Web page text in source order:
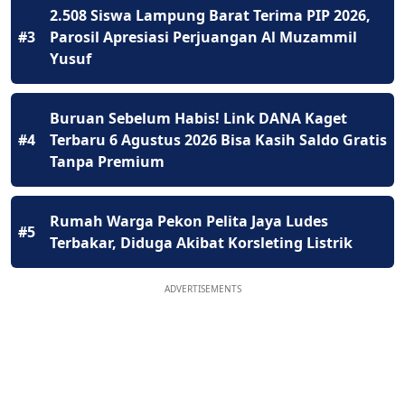
#3
2.508 Siswa Lampung Barat Terima PIP 2026,
Parosil Apresiasi Perjuangan Al Muzammil
Yusuf
#4
Buruan Sebelum Habis! Link DANA Kaget
Terbaru 6 Agustus 2026 Bisa Kasih Saldo Gratis
Tanpa Premium
#5
Rumah Warga Pekon Pelita Jaya Ludes
Terbakar, Diduga Akibat Korsleting Listrik
ADVERTISEMENTS